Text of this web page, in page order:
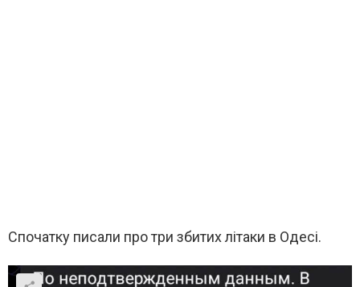
Спочатку писали про три збитих літаки в Одесі.